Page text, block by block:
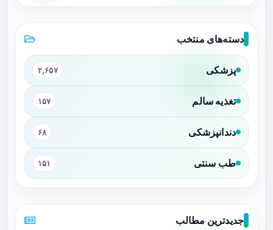
دسته‌های منتخب
پزشکی ۲,۶۵۷
تغذیه سالم ۱۵۷
دندانپزشکی ۶۸
طب سنتی ۱۵۱
جدیدترین مطالب